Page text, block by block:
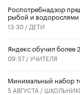
Роспотребнадзор
рыбой и водорослями
13:30 / ДЕТИ
​Яндекс обучил более
09:57 /УЧИТЕЛЯ
Минимальный набор
5 АВГУСТА /